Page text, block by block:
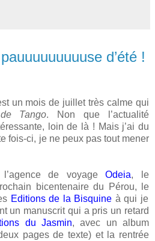
d’été !
un mois de juillet très calme qui
Tango. Non que l’actualité
loin de là ! Mais j’ai du
fois-ci, je ne peux pas tout mener
l’agence de voyageOdeia, le
bicentenaire du Pérou, le
Editions de la Bisquine à qui je
un manuscrit qui a pris un retard
du Jasmin, avec un album
pages de texte) et la rentrée